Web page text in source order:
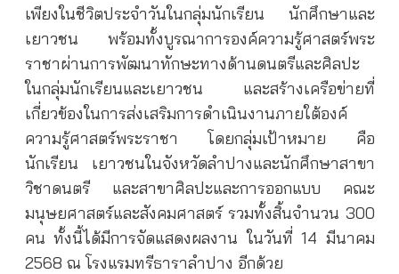
เพียงในชีวิตประจำวันในกลุ่มนักเรียน นักศึกษาและ
เยาวชน พร้อมทั้งบูรณาการองค์ความรู้ศาสตร์พระ
ราชาผ่านการพัฒนาทักษะทางด้านดนตรีและศิลปะ
ในกลุ่มนักเรียนและเยาวชน และสร้างเครือข่ายที่
เกี่ยวข้องในการส่งเสริมการดำเนินงานภายใต้องค์
ความรู้ศาสตร์พระราชา โดยกลุ่มเป้าหมาย คือ
นักเรียน เยาวชนในจังหวัดลำปางและนักศึกษาสาขา
วิชาดนตรี และสาขาศิลปะและการออกแบบ คณะ
มนุษยศาสตร์และสังคมศาสตร์ รวมทั้งสิ้นจำนวน 300
คน ทั้งนี้ได้มีการจัดแสดงผลงาน ในวันที่ 14 มีนาคม
2568 ณ โรงแรมทรีธาราลำปาง อีกด้วย